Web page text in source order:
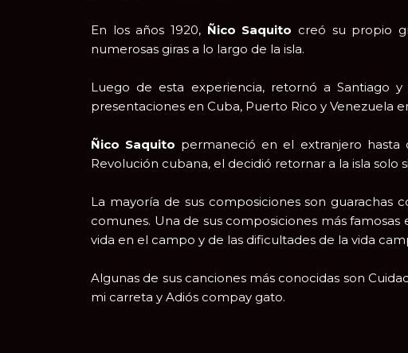
En los años 1920, Ñico Saquito creó su propio
numerosas giras a lo largo de la isla.
Luego de esta experiencia, retornó a Santiago
presentaciones en Cuba, Puerto Rico y Venezuela
Ñico Saquito permaneció en el extranjero hasta
Revolución cubana, el decidió retornar a la isla
La mayoría de sus composiciones son guarachas
comunes. Una de sus composiciones más
vida en el campo y de las dificultades de la vida
Algunas de sus canciones más conocidas son
mi carreta y Adiós compay gato.